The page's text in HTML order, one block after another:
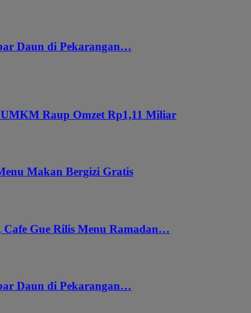
Daun di Pekarangan…
Raup Omzet Rp1,11 Miliar
Makan Bergizi Gratis
Cafe Gue Rilis Menu Ramadan…
Daun di Pekarangan…